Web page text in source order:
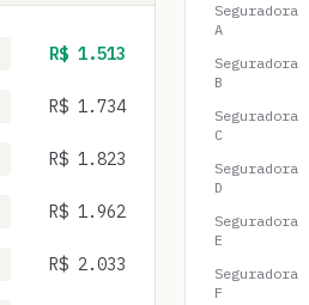
R$ 1.513
R$ 1.734
R$ 1.823
R$ 1.962
R$ 2.033
Seguradora
A
Seguradora
B
Seguradora
C
Seguradora
D
Seguradora
E
Seguradora
F